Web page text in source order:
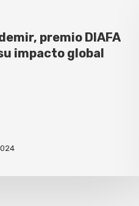
premio DIAFA
impacto global